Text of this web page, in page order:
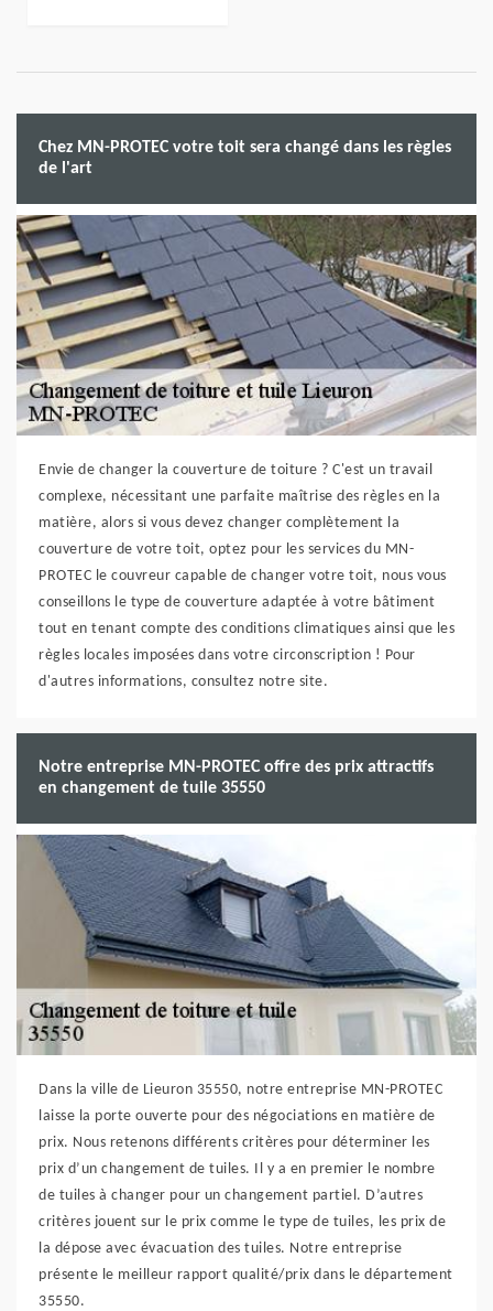
Chez MN-PROTEC votre toit sera changé dans les règles
de l'art
Envie de changer la couverture de toiture ? C'est un travail
complexe, nécessitant une parfaite maîtrise des règles en la
matière, alors si vous devez changer complètement la
couverture de votre toit, optez pour les services du MN-
PROTEC le couvreur capable de changer votre toit, nous vous
conseillons le type de couverture adaptée à votre bâtiment
tout en tenant compte des conditions climatiques ainsi que les
règles locales imposées dans votre circonscription ! Pour
d'autres informations, consultez notre site.
Notre entreprise MN-PROTEC offre des prix attractifs
en changement de tuile 35550
Dans la ville de Lieuron 35550, notre entreprise MN-PROTEC
laisse la porte ouverte pour des négociations en matière de
prix. Nous retenons différents critères pour déterminer les
prix d’un changement de tuiles. Il y a en premier le nombre
de tuiles à changer pour un changement partiel. D’autres
critères jouent sur le prix comme le type de tuiles, les prix de
la dépose avec évacuation des tuiles. Notre entreprise
présente le meilleur rapport qualité/prix dans le département
35550.